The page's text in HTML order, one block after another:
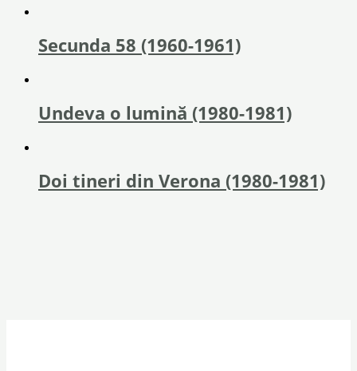
Secunda 58 (1960-1961)
Undeva o lumină (1980-1981)
Doi tineri din Verona (1980-1981)